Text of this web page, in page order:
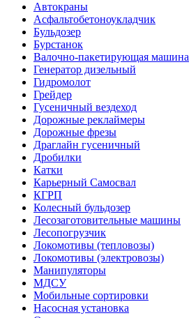
Автокраны
Асфальтобетоноукладчик
Бульдозер
Бурстанок
Валочно-пакетирующая машина
Генератор дизельный
Гидромолот
Грейдер
Гусеничный вездеход
Дорожные реклаймеры
Дорожные фрезы
Драглайн гусеничный
Дробилки
Катки
Карьерный Самосвал
КГРП
Колесный бульдозер
Лесозаготовительные машины
Лесопогрузчик
Локомотивы (тепловозы)
Локомотивы (электровозы)
Манипуляторы
МДСУ
Мобильные сортировки
Насосная установка